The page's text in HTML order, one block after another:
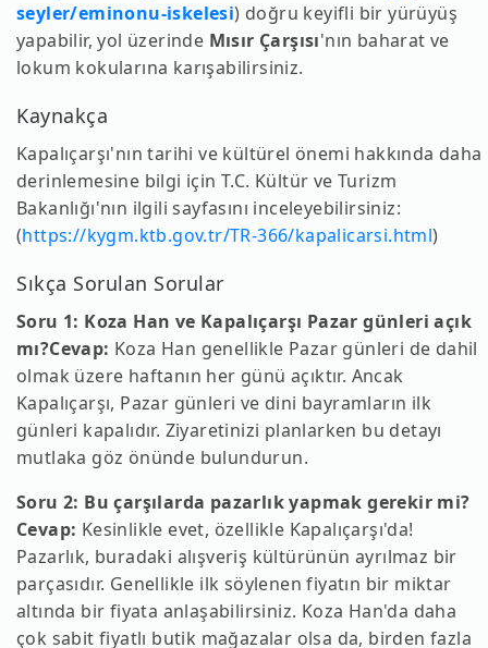
seyler/eminonu-iskelesi) doğru keyifli bir yürüyüş
yapabilir, yol üzerinde Mısır Çarşısı'nın baharat ve
lokum kokularına karışabilirsiniz.
Kaynakça
Kapalıçarşı'nın tarihi ve kültürel önemi hakkında daha
derinlemesine bilgi için T.C. Kültür ve Turizm
Bakanlığı'nın ilgili sayfasını inceleyebilirsiniz:
(https://kygm.ktb.gov.tr/TR-366/kapalicarsi.html)
Sıkça Sorulan Sorular
Soru 1: Koza Han ve Kapalıçarşı Pazar günleri açık
mı?Cevap: Koza Han genellikle Pazar günleri de dahil
olmak üzere haftanın her günü açıktır. Ancak
Kapalıçarşı, Pazar günleri ve dini bayramların ilk
günleri kapalıdır. Ziyaretinizi planlarken bu detayı
mutlaka göz önünde bulundurun.
Soru 2: Bu çarşılarda pazarlık yapmak gerekir mi?
Cevap: Kesinlikle evet, özellikle Kapalıçarşı'da!
Pazarlık, buradaki alışveriş kültürünün ayrılmaz bir
parçasıdır. Genellikle ilk söylenen fiyatın bir miktar
altında bir fiyata anlaşabilirsiniz. Koza Han'da daha
çok sabit fiyatlı butik mağazalar olsa da, birden fazla